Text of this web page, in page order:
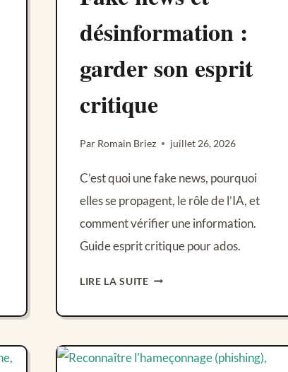
désinformation :
garder son esprit
critique
Par Romain Briez juillet 26, 2026
C’est quoi une fake news, pourquoi
elles se propagent, le rôle de l’IA, et
comment vérifier une information.
Guide esprit critique pour ados.
LIRE LA SUITEFAKE
DÉSINFORMATION